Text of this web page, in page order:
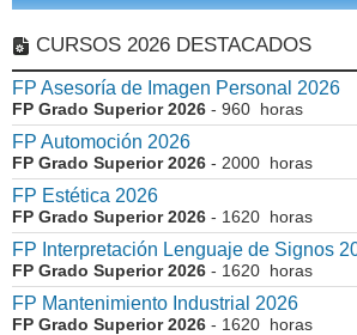
CURSOS 2026 DESTACADOS
FP Asesoría de Imagen Personal 2026
FP Grado Superior 2026 - 960 horas
FP Automoción 2026
FP Grado Superior 2026 - 2000 horas
FP Estética 2026
FP Grado Superior 2026 - 1620 horas
FP Interpretación Lenguaje de Signos
FP Grado Superior 2026 - 1620 horas
FP Mantenimiento Industrial 2026
FP Grado Superior 2026 - 1620 horas